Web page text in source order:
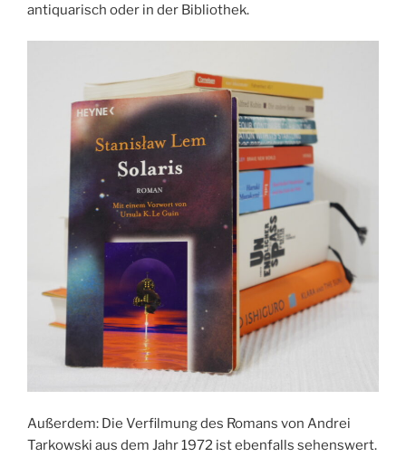
antiquarisch oder in der Bibliothek.
Außerdem: Die Verfilmung des Romans von Andrei
Tarkowski aus dem Jahr 1972 ist ebenfalls sehenswert.